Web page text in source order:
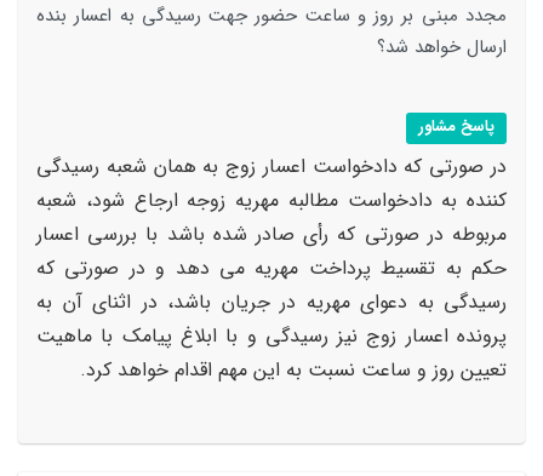
مجدد مبنی بر روز و ساعت حضور جهت رسیدگی به اعسار بنده
ارسال خواهد شد؟
پاسخ مشاور
در صورتی که دادخواست اعسار زوج به همان شعبه رسیدگی
کننده به دادخواست مطالبه مهریه زوجه ارجاع شود، شعبه
مربوطه در صورتی که رأی صادر شده باشد با بررسی اعسار
حکم به تقسیط پرداخت مهریه می دهد و در صورتی که
رسیدگی به دعوای مهریه در جریان باشد، در اثنای آن به
پرونده اعسار زوج نیز رسیدگی و با ابلاغ پیامک با ماهیت
تعیین روز و ساعت نسبت به این مهم اقدام خواهد کرد.